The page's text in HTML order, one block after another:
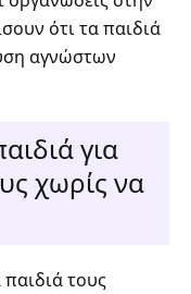
ότι τα παιδιά
αγνώστων
για
χωρίς να
παιδιά τους